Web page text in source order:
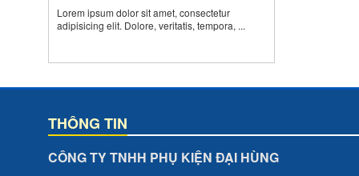
Lorem ipsum dolor sit amet, consectetur
adipisicing elit. Dolore, veritatis, tempora, ...
THÔNG TIN
CÔNG TY TNHH PHỤ KIỆN ĐẠI HÙNG